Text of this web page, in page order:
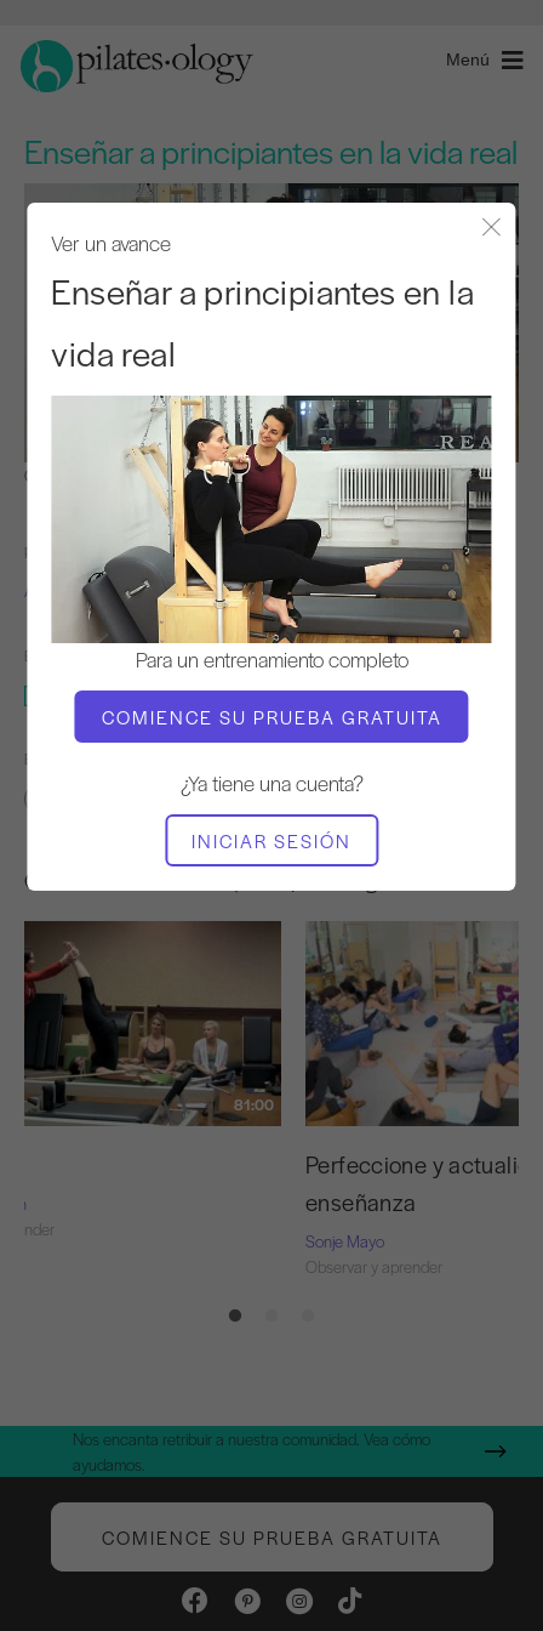
Menú
Enseñar a principiantes en la vida real
Ver un avance
Enseñar a principiantes en la
vida real
Para un entrenamiento completo
COMIENCE SU PRUEBA GRATUITA
¿Ya tiene una cuenta?
INICIAR SESIÓN
Observar y aprender
PROFESOR
Alycea Ungaro
TIEMPO DE VÍDEO
1:00:15
EQUIPO NECESARIO
Estudio completo
ENCONTRAR CLASES SIMILARES PARA
Estudio completo
Otros entrenamientos que te pueden gustar
81:00
Perfeccione y
enseñanza
Sonje Mayo
Observar y aprender
Nos encanta retribuir a nuestra comunidad. Vea cómo
ayudamos.
COMIENCE SU PRUEBA GRATUITA